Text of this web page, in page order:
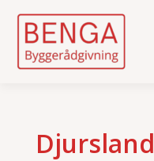
Skip
Djursland